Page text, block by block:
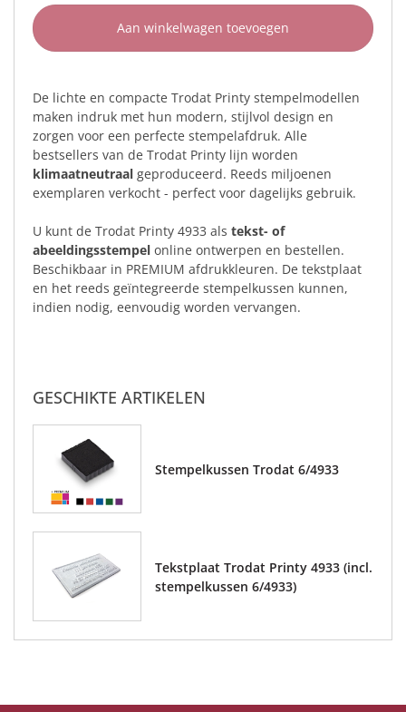
Aan winkelwagen toevoegen
De lichte en compacte Trodat Printy stempelmodellen
maken indruk met hun modern, stijlvol design en
zorgen voor een perfecte stempelafdruk. Alle
bestsellers van de Trodat Printy lijn worden
klimaatneutraal geproduceerd. Reeds miljoenen
exemplaren verkocht - perfect voor dagelijks gebruik.
U kunt de Trodat Printy 4933 als tekst- of
abeeldingsstempel online ontwerpen en bestellen.
Beschikbaar in PREMIUM afdrukkleuren. De tekstplaat
en het reeds geïntegreerde stempelkussen kunnen,
indien nodig, eenvoudig worden vervangen.
GESCHIKTE ARTIKELEN
Stempelkussen Trodat 6/4933
Tekstplaat Trodat Printy 4933 (incl.
stempelkussen 6/4933)